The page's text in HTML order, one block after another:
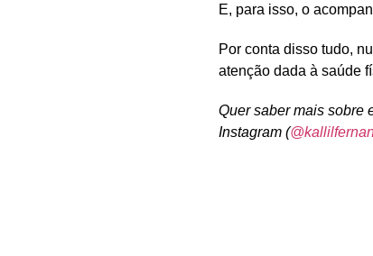
E, para isso, o
Por conta disso tudo,
atenção dada à saúde
Quer saber mais sobre
Instagram (